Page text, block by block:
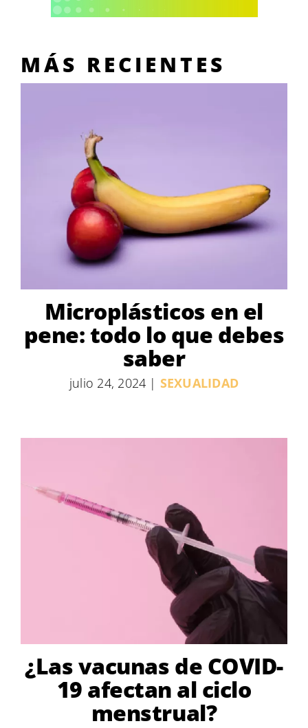
MÁS RECIENTES
Microplásticos en el
pene: todo lo que debes
saber
julio 24, 2024 | SEXUALIDAD
¿Las vacunas de COVID-
19 afectan al ciclo
menstrual?